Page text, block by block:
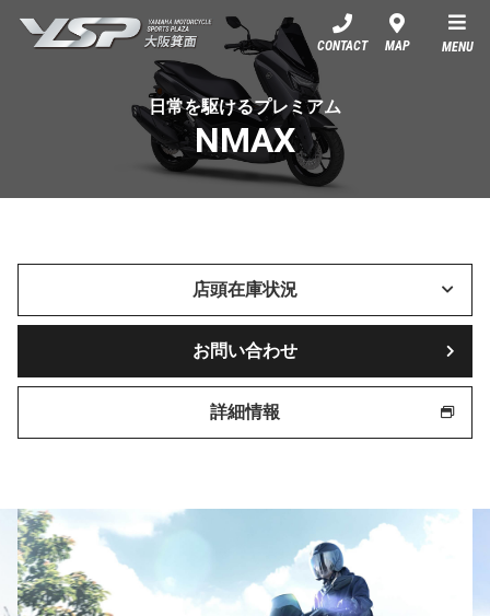
YSP大阪箕面
CONTACT MAP MENU
日常を駆けるプレミアム
NMAX
店頭在庫状況
お問い合わせ
詳細情報